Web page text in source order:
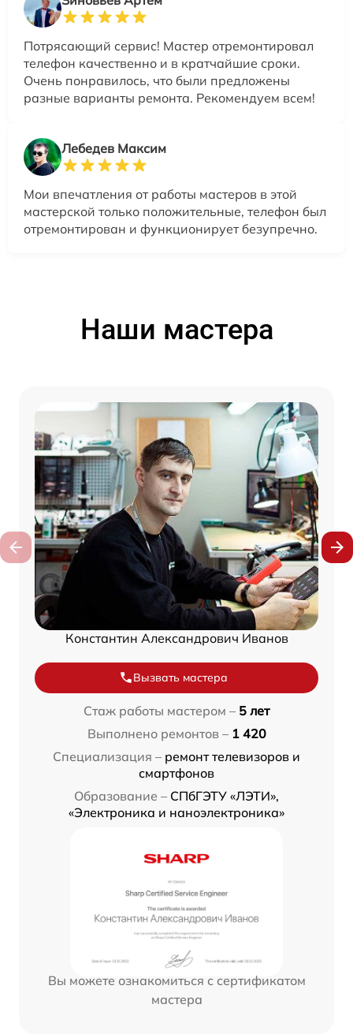
Потрясающий сервис! Мастер отремонтировал
телефон качественно и в кратчайшие сроки.
Очень понравилось, что были предложены
разные варианты ремонта. Рекомендуем всем!
Лебедев Максим
Мои впечатления от работы мастеров в этой
мастерской только положительные, телефон был
отремонтирован и функционирует безупречно.
Наши мастера
Константин Александрович Иванов
Вызвать мастера
Стаж работы мастером – 5 лет
Выполнено ремонтов – 1 420
Специализация – ремонт телевизоров и
смартфонов
Образование – СПбГЭТУ «ЛЭТИ»,
«Электроника и наноэлектроника»
Вы можете ознакомиться с сертификатом
мастера